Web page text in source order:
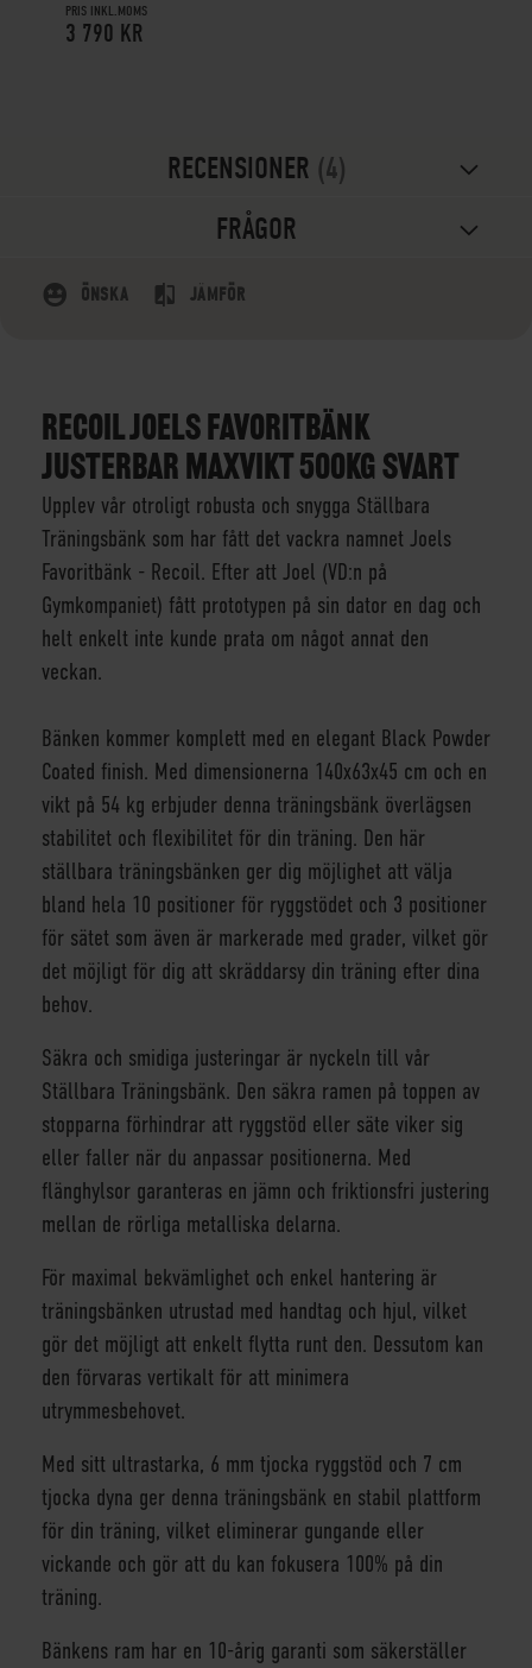
PRIS INKL.MOMS
3 790 KR
RECENSIONER 4
FRÅGOR
ÖNSKA JÄMFÖR
RECOIL JOELS FAVORITBÄNK
JUSTERBAR MAXVIKT 500KG SVART
Upplev vår otroligt robusta och snygga Ställbara
Träningsbänk som har fått det vackra namnet Joels
Favoritbänk - Recoil. Efter att Joel (VD:n på
Gymkompaniet) fått prototypen på sin dator en dag och
helt enkelt inte kunde prata om något annat den
veckan.
Bänken kommer komplett med en elegant Black Powder
Coated finish. Med dimensionerna 140x63x45 cm och en
vikt på 54 kg erbjuder denna träningsbänk överlägsen
stabilitet och flexibilitet för din träning. Den här
ställbara träningsbänken ger dig möjlighet att välja
bland hela 10 positioner för ryggstödet och 3 positioner
för sätet som även är markerade med grader, vilket gör
det möjligt för dig att skräddarsy din träning efter dina
behov.
Säkra och smidiga justeringar är nyckeln till vår
Ställbara Träningsbänk. Den säkra ramen på toppen av
stopparna förhindrar att ryggstöd eller säte viker sig
eller faller när du anpassar positionerna. Med
flänghylsor garanteras en jämn och friktionsfri justering
mellan de rörliga metalliska delarna.
För maximal bekvämlighet och enkel hantering är
träningsbänken utrustad med handtag och hjul, vilket
gör det möjligt att enkelt flytta runt den. Dessutom kan
den förvaras vertikalt för att minimera
utrymmesbehovet.
Med sitt ultrastarka, 6 mm tjocka ryggstöd och 7 cm
tjocka dyna ger denna träningsbänk en stabil plattform
för din träning, vilket eliminerar gungande eller
vickande och gör att du kan fokusera 100% på din
träning.
Bänkens ram har en 10-årig garanti som säkerställer